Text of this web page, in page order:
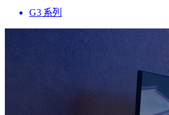
G3 系列